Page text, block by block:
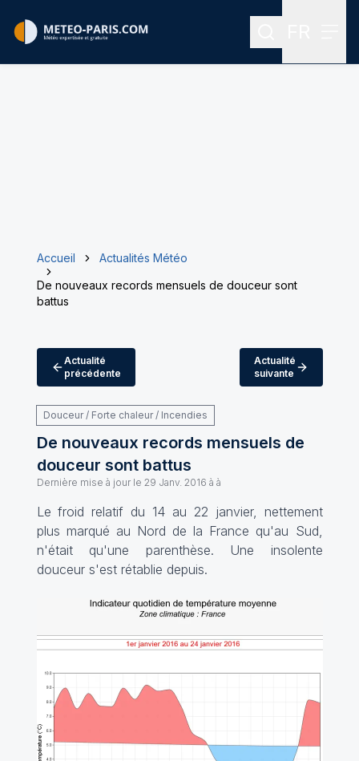
Rechercher
Accueil
Actualités Météo
De nouveaux records mensuels de douceur sont
battus
Actualité
précédente
Actualité
suivante
Douceur / Forte chaleur / Incendies
De nouveaux records mensuels de
douceur sont battus
Dernière mise à jour le 29 Janv. 2016 à à
Le froid relatif du 14 au 22 janvier, nettement
plus marqué au Nord de la France qu'au Sud,
n'était qu'une parenthèse. Une insolente
douceur s'est rétablie depuis.